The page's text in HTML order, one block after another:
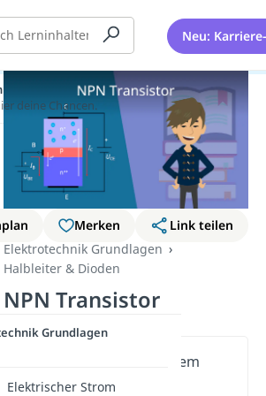
Neu:
Merken
Link teilen
Elektrotechnik Grundlagen
Halbleiter & Dioden
NPN Transistor
Wichtige Inhalte in diesem
Video
sich!
deine Chancen.
Grundlagen
Elektrischer Strom